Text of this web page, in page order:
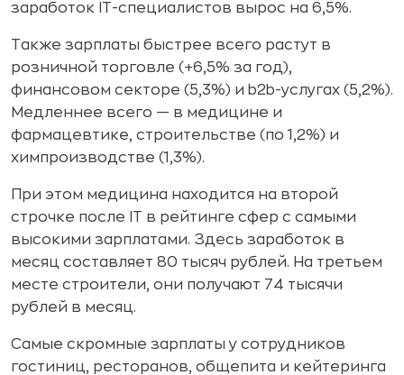
заработок IT-специалистов вырос на 6,5%.
Также зарплаты быстрее всего растут в
розничной торговле (+6,5% за год),
финансовом секторе (5,3%) и b2b-услугах (5,2%).
Медленнее всего — в медицине и
фармацевтике, строительстве (по 1,2%) и
химпроизводстве (1,3%).
При этом медицина находится на второй
строчке после IT в рейтинге сфер с самыми
высокими зарплатами. Здесь заработок в
месяц составляет 80 тысяч рублей. На третьем
месте строители, они получают 74 тысячи
рублей в месяц.
Самые скромные зарплаты у сотрудников
гостиниц, ресторанов, общепита и кейтеринга